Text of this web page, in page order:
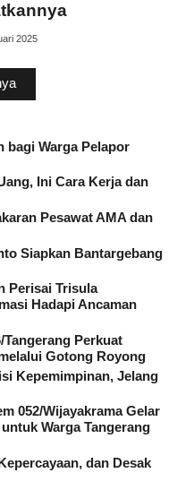
2025
bagi Warga Pelapor
Ini Cara Kerja dan
Pesawat AMA dan
Siapkan Bantargebang
Perisai Trisula
Hadapi Ancaman
Perkuat
Gotong Royong
Kepemimpinan, Jelang
052/Wijayakrama Gelar
Warga Tangerang
dan Desak